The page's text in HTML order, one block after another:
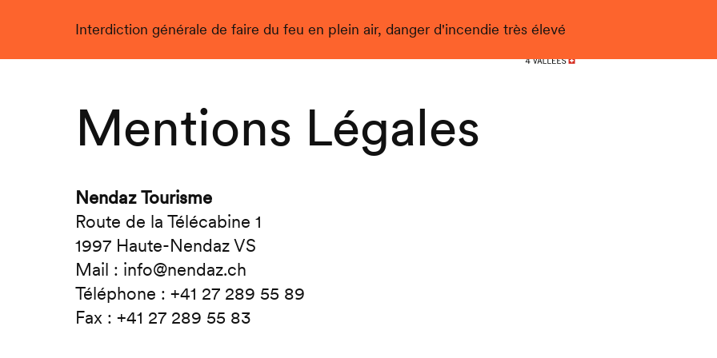
Interdiction générale de faire du feu en plein air, danger d'incendie très élevé
Live
Mentions Légales
Nendaz Tourisme
Route de la Télécabine 1
1997 Haute-Nendaz VS
Mail : info@nendaz.ch
Téléphone : +41 27 289 55 89
Fax : +41 27 289 55 83